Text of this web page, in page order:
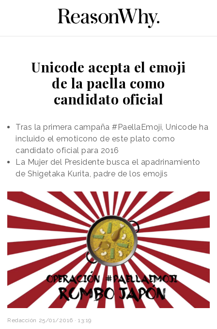
Unicode acepta el emoji
de la paella como
candidato oficial
Tras la primera campaña #PaellaEmoji, Unicode ha
incluido el emoticono de este plato como
candidato oficial para 2016
La Mujer del Presidente busca el apadrinamiento
de Shigetaka Kurita, padre de los emojis
Redacción 25/01/2016 · 13:19